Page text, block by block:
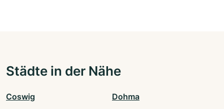
Städte in der Nähe
Coswig Dohma